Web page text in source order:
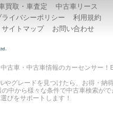
買取・車査定
中古車リース
ライバシーポリシー
利用規約
サイトマップ
お問い合わせ
古車・中古車情報のカーセンサー！
やグレードを見つけたら、お得・納
中から様々な条件で中古車検索がで
びをサポートします！